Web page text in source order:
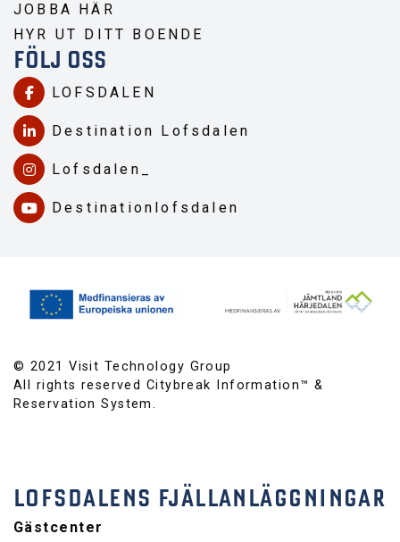
JOBBA HÄR
HYR UT DITT BOENDE
FÖLJ OSS
LOFSDALEN
Destination Lofsdalen
Lofsdalen_
Destinationlofsdalen
© 2021 Visit Technology Group
All rights reserved Citybreak Information™ &
Reservation System.
LOFSDALENS FJÄLLANLÄGGNINGAR
Gästcenter